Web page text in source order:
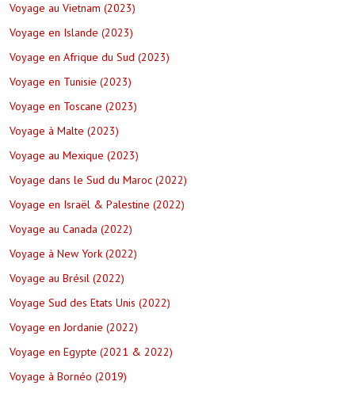
Voyage au Vietnam (2023)
Voyage en Islande (2023)
Voyage en Afrique du Sud (2023)
Voyage en Tunisie (2023)
Voyage en Toscane (2023)
Voyage à Malte (2023)
Voyage au Mexique (2023)
Voyage dans le Sud du Maroc (2022)
Voyage en Israël & Palestine (2022)
Voyage au Canada (2022)
Voyage à New York (2022)
Voyage au Brésil (2022)
Voyage Sud des Etats Unis (2022)
Voyage en Jordanie (2022)
Voyage en Egypte (2021 & 2022)
Voyage à Bornéo (2019)